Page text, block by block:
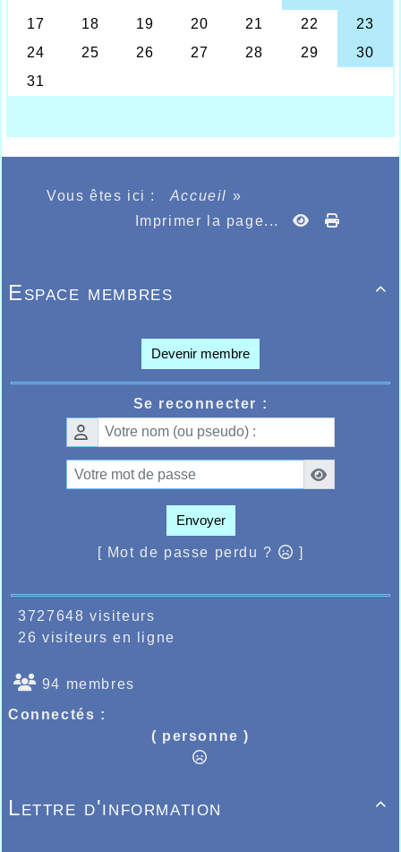
catégorie d’Anthony Puteanus sur le cross
long, la 4
place master 0 sur la même
épreuve de Jérôme Gossart, Jules
ème ème
court avec juste derrière lui Gabriel Dupont
7
et 4 senior, 9
place et
ème
femmes de Lydie Majcherczyk, Adeline Le
encore la 3 ème
place d’Anaïs Olivier chez
chez les garçons en benjamins David
D’hellem Pucarelli 20ème.
Les résultats des Halluinois :
RESULTATS AHVL
Vous êtes ici : Accueil »
Imprimer la page...

Espace membres
Devenir membre
Se reconnecter :
Envoyer
[ Mot de passe perdu ? ]
3727648 visiteurs
26 visiteurs en ligne
94 membres
Connectés :
( personne )

Lettre d'information